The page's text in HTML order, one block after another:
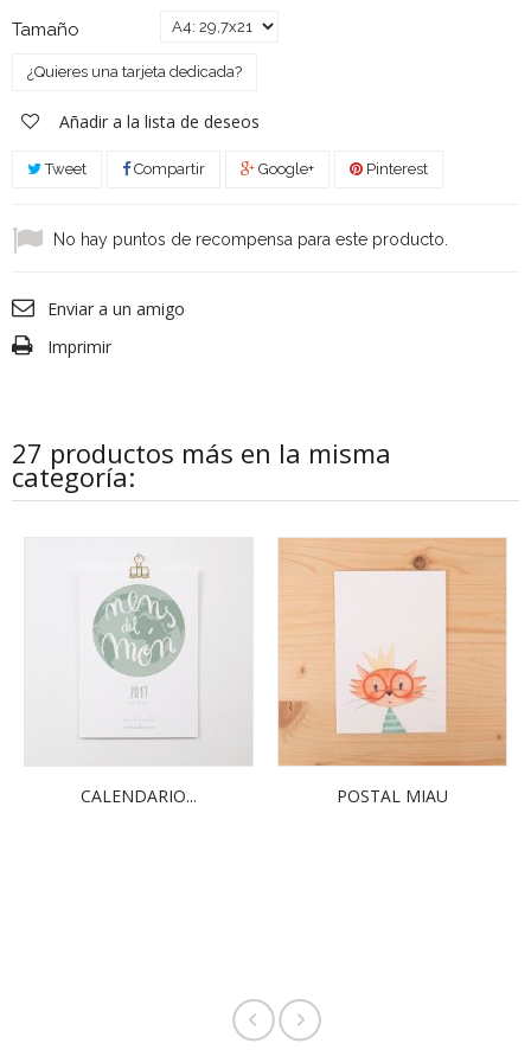
Tamaño
¿Quieres una tarjeta dedicada?
Añadir a la lista de deseos
Tweet Compartir Google+ Pinterest
No hay puntos de recompensa para este producto.
Enviar a un amigo
Imprimir
27 productos más en la misma
categoría:
CALENDARIO... POSTAL MIAU